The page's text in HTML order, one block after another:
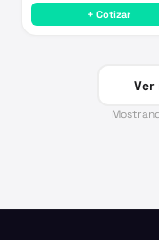
+ Cotizar
Ver